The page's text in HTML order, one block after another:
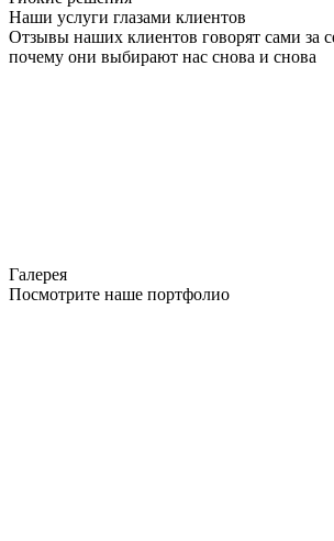
Наши услуги глазами клиентов
Отзывы наших клиентов говорят сами за
почему они выбирают нас снова и снова
Галерея
Посмотрите наше портфолио